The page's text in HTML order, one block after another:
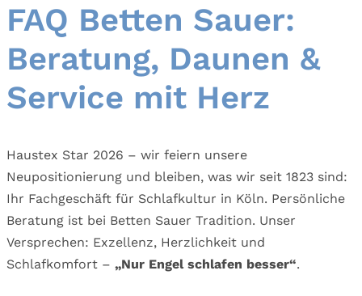
FAQ Betten Sauer:
Beratung, Daunen &
Service mit Herz
Haustex Star 2026 – wir feiern unsere
Neupositionierung und bleiben, was wir seit 1823 sind:
Ihr Fachgeschäft für Schlafkultur in Köln. Persönliche
Beratung ist bei Betten Sauer Tradition. Unser
Versprechen: Exzellenz, Herzlichkeit und
Schlafkomfort – „Nur Engel schlafen besser“.